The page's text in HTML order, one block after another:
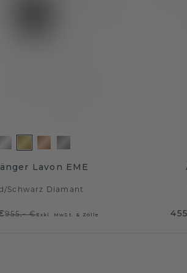
Lavon EME
/Schwarz Diamant
955,- €Exkl. MwSt. & Zölle